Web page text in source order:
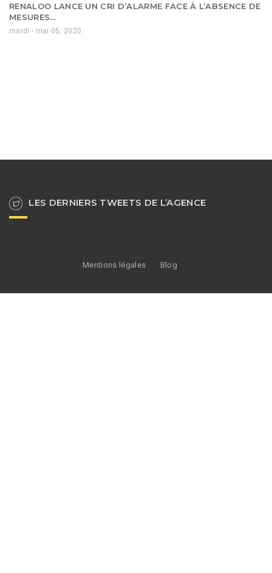
RENALOO LANCE UN CRI D’ALARME FACE À L’ABSENCE DE
MESURES…
mardi - mai 05, 2020
LES DERNIERS TWEETS DE L’AGENCE
Mentions légales Blog